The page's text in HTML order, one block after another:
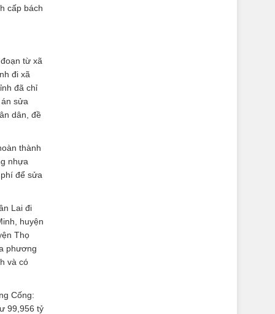
cấp bách
từ xã
đi xã
đã chỉ
sửa
dân, đề
thành
nhựa
để sửa
Lai đi
huyện
Thọ
phương
và có
Cống:
99,956 tỷ